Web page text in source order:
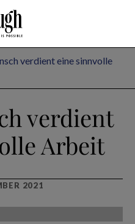
verdient eine sinnvolle
verdient
Arbeit
2021